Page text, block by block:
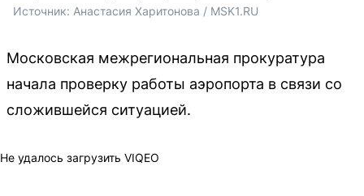
Источник: Анастасия Харитонова / MSK1.RU
Московская межрегиональная прокуратура
начала проверку работы аэропорта в связи со
сложившейся ситуацией.
Не удалось загрузить VIQEO